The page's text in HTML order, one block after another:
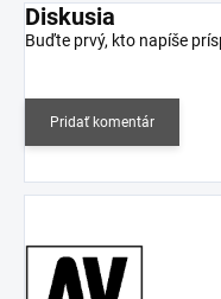
Diskusia
Buďte prvý, kto napíše
Pridať komentár